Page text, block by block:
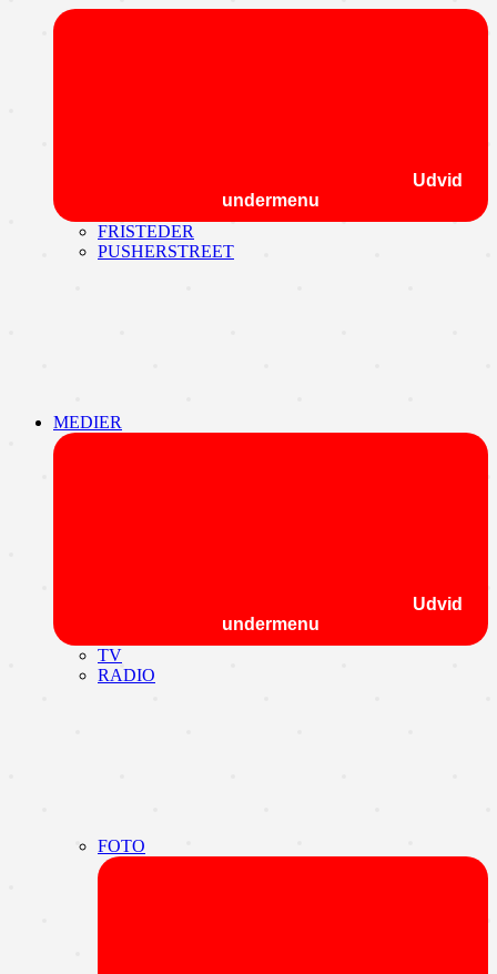
Udvid
undermenu
FRISTEDER
PUSHERSTREET
MEDIER
Udvid
undermenu
TV
RADIO
FOTO